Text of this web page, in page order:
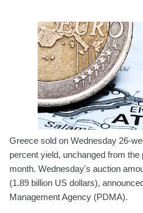
Greece sold on Wednesday 26-
percent yield, unchanged from
month. Wednesday's auction
(1.89 billion US dollars),
Management Agency (PDMA).